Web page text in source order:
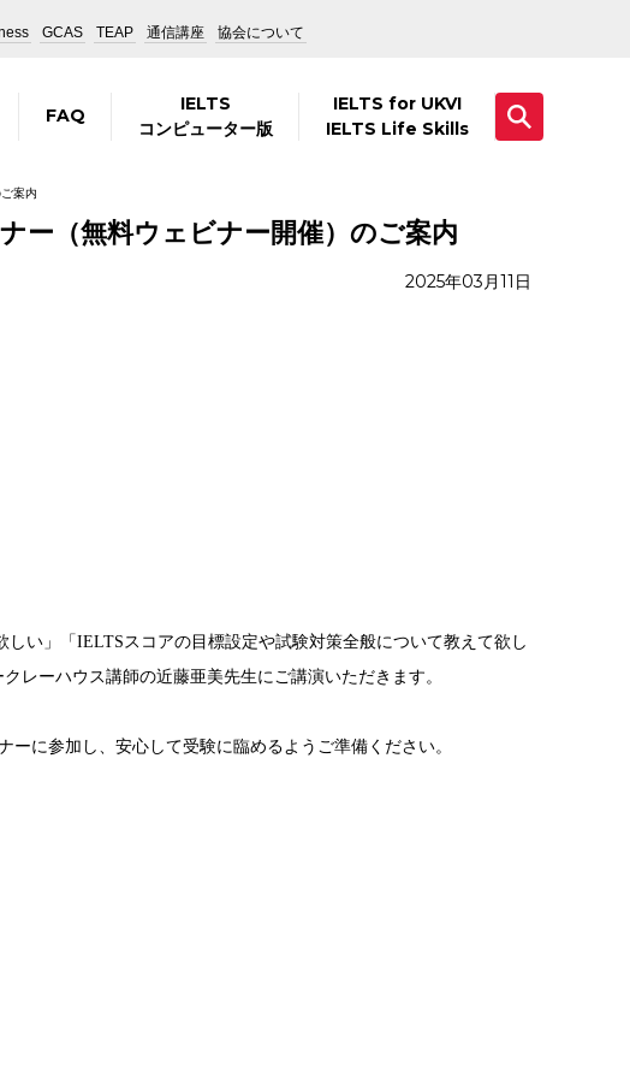
GCAS TEAP 通信講座 協会について
FAQ
IELTS
コンピューター版
IELTS for UKVI
IELTS Life Skills
案内
ー（無料ウェビナー開催）のご案内
2025年03月11日
い」「IELTSスコアの目標設定や試験対策全般について教えて欲し
レーハウス講師の近藤亜美先生にご講演いただきます。
に参加し、安心して受験に臨めるようご準備ください。